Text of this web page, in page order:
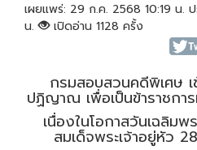
เผยแพร่: 29 ก.ค. 2568 10:19 น.
น.
เปิดอ่าน 1128 ครั้ง
กรมสอบสวนคดีพิเศษ
ปฏิญาณ เพื่อเป็นข้าราชกา
เนื่องในโอกาสวันเฉลิม
สมเด็จพระเจ้าอยู่หัว